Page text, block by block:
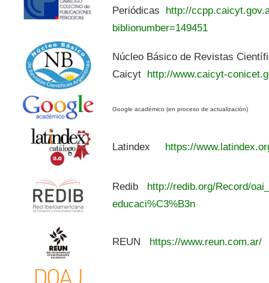
Periódicas http://
biblionumber=149451
Núcleo Básico de Revistas
Caicyt http://www.caicyt-
Google académico (en proceso de actualización)
Latindex https://
Redib
http://redib.org/Record/
educaci%C3%B3n
REUN https://www.reun.com.ar/